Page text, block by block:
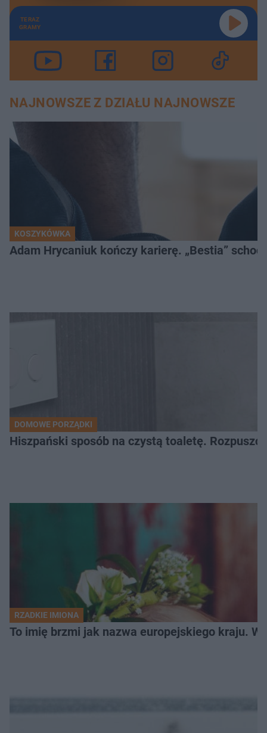
TERAZ
GRAMY
NAJNOWSZE Z DZIAŁU NAJNOWSZE
KOSZYKÓWKA
Adam Hrycaniuk kończy karierę. „Bestia”
DOMOWE PORZĄDKI
Hiszpański sposób na czystą toaletę.
RZADKIE IMIONA
To imię brzmi jak nazwa europejskiego kraju.